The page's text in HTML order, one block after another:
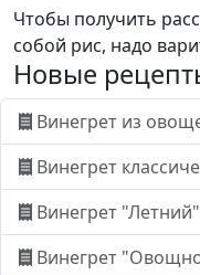
Чтобы получить
собой рис, надо
Новые
Винегрет из
Винегрет
Винегрет
Винегрет